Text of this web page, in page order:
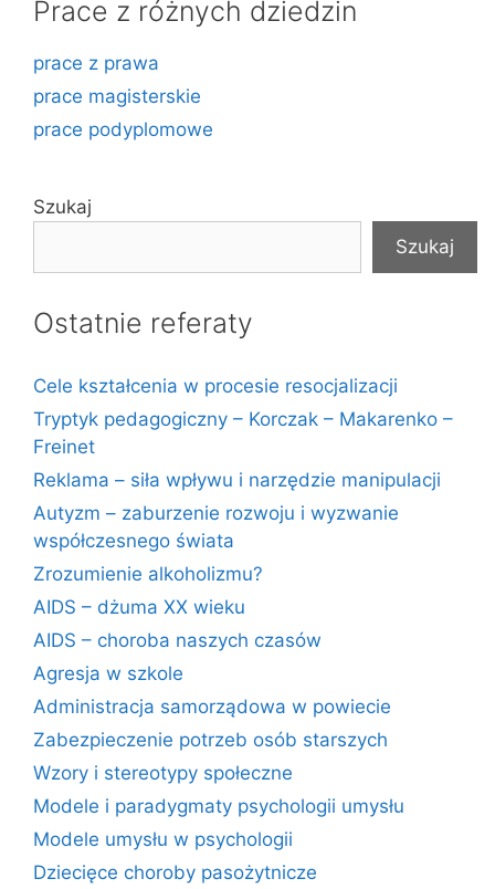
Prace z różnych dziedzin
prace z prawa
prace magisterskie
prace podyplomowe
Szukaj
Szukaj
Ostatnie referaty
Cele kształcenia w procesie resocjalizacji
Tryptyk pedagogiczny – Korczak – Makarenko –
Freinet
Reklama – siła wpływu i narzędzie manipulacji
Autyzm – zaburzenie rozwoju i wyzwanie
współczesnego świata
Zrozumienie alkoholizmu?
AIDS – dżuma XX wieku
AIDS – choroba naszych czasów
Agresja w szkole
Administracja samorządowa w powiecie
Zabezpieczenie potrzeb osób starszych
Wzory i stereotypy społeczne
Modele i paradygmaty psychologii umysłu
Modele umysłu w psychologii
Dziecięce choroby pasożytnicze